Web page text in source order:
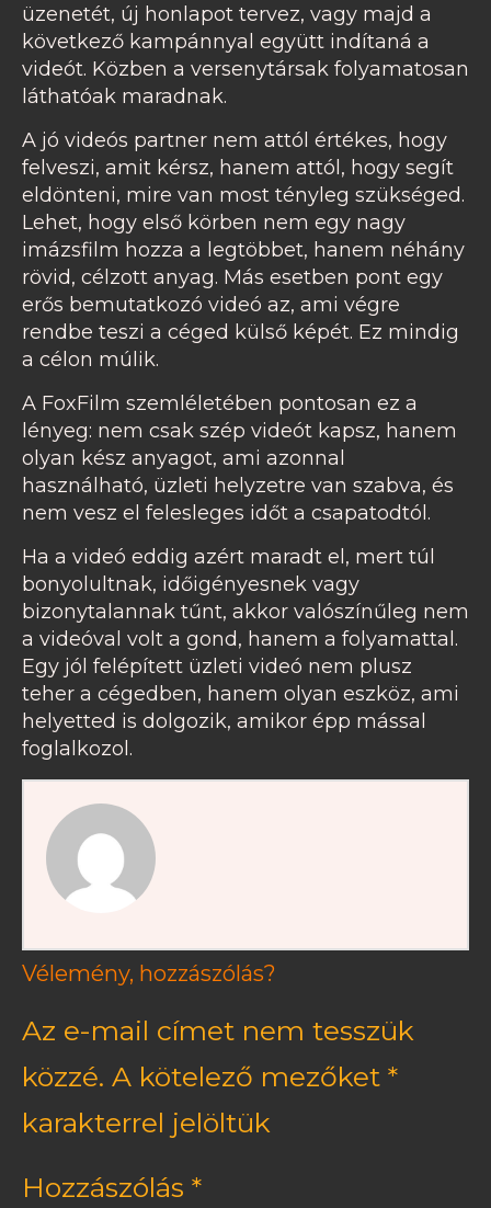
üzenetét, új honlapot tervez, vagy majd a
következő kampánnyal együtt indítaná a
videót. Közben a versenytársak folyamatosan
láthatóak maradnak.
A jó videós partner nem attól értékes, hogy
felveszi, amit kérsz, hanem attól, hogy segít
eldönteni, mire van most tényleg szükséged.
Lehet, hogy első körben nem egy nagy
imázsfilm hozza a legtöbbet, hanem néhány
rövid, célzott anyag. Más esetben pont egy
erős bemutatkozó videó az, ami végre
rendbe teszi a céged külső képét. Ez mindig
a célon múlik.
A FoxFilm szemléletében pontosan ez a
lényeg: nem csak szép videót kapsz, hanem
olyan kész anyagot, ami azonnal
használható, üzleti helyzetre van szabva, és
nem vesz el felesleges időt a csapatodtól.
Ha a videó eddig azért maradt el, mert túl
bonyolultnak, időigényesnek vagy
bizonytalannak tűnt, akkor valószínűleg nem
a videóval volt a gond, hanem a folyamattal.
Egy jól felépített üzleti videó nem plusz
teher a cégedben, hanem olyan eszköz, ami
helyetted is dolgozik, amikor épp mással
foglalkozol.
Vélemény, hozzászólás?
Az e-mail címet nem tesszük
közzé. A kötelező mezőket *
karakterrel jelöltük
Hozzászólás *